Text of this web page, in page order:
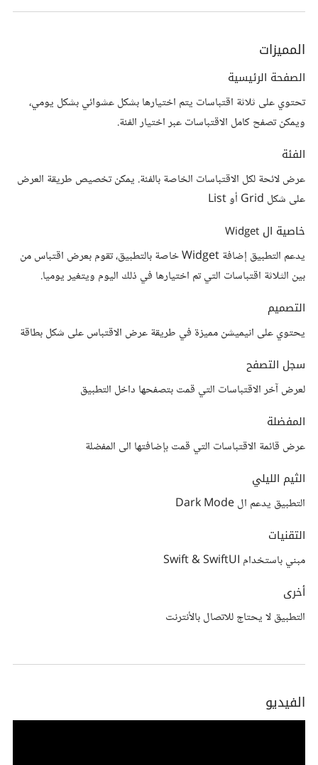
المميزات
الصفحة الرئيسية
تحتوي على ثلاثة اقتباسات يتم اختيارها بشكل عشوائي بشكل يومي،
ويمكن تصفح كامل الاقتباسات عبر اختيار الفئة.
الفئة
عرض لائحة لكل الاقتباسات الخاصة بالفئة. يمكن تخصيص طريقة العرض
على شكل Grid أو List
خاصية ال Widget
يدعم التطبيق إضافة Widget خاصة بالتطبيق، تقوم بعرض اقتباس من
بين الثلاثة اقتباسات التي تم اختيارها في ذلك اليوم ويتغير يوميا.
التصميم
يحتوي على انيميشن مميزة في طريقة عرض الاقتباس على شكل بطاقة
سجل التصفح
لعرض آخر الاقتباسات التي قمت بتصفحها داخل التطبيق
المفضلة
عرض قائمة الاقتباسات التي قمت بإضافتها الى المفضلة
الثيم الليلي
التطبيق يدعم ال Dark Mode
التقنيات
مبني باستخدام Swift & SwiftUI
أخرى
التطبيق لا يحتاج للاتصال بالأنترنت
الفيديو